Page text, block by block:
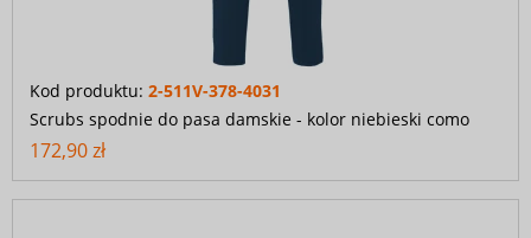
Kod produktu: 2-511V-378-4031
Scrubs spodnie do pasa damskie - kolor niebieski como
172,90 zł